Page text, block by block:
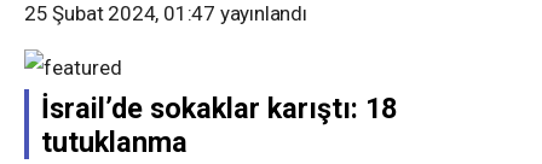
25 Şubat 2024, 01:47 yayınlandı
İsrail’de sokaklar karıştı: 18
tutuklanma